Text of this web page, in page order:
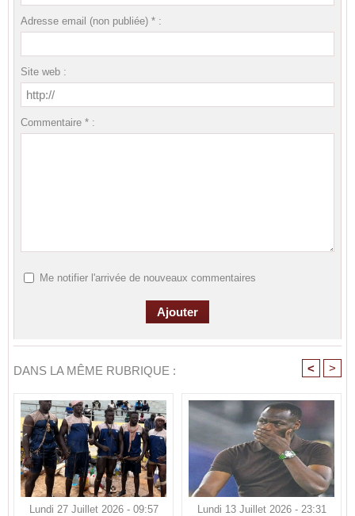
Adresse email (non publiée) * :
Site web :
Commentaire * :
Me notifier l'arrivée de nouveaux commentaires
DANS LA MÊME RUBRIQUE : < >
Lundi 27 Juillet 2026 - 09:57 Lundi 13 Juillet 2026 - 23:31